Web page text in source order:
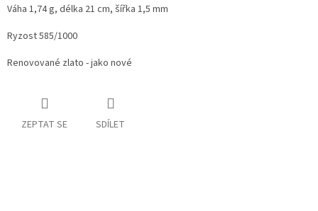
Váha 1,74 g, délka 21 cm, šířka 1,5 mm
Ryzost 585/1000
Renovované zlato - jako nové
ZEPTAT SE SDÍLET